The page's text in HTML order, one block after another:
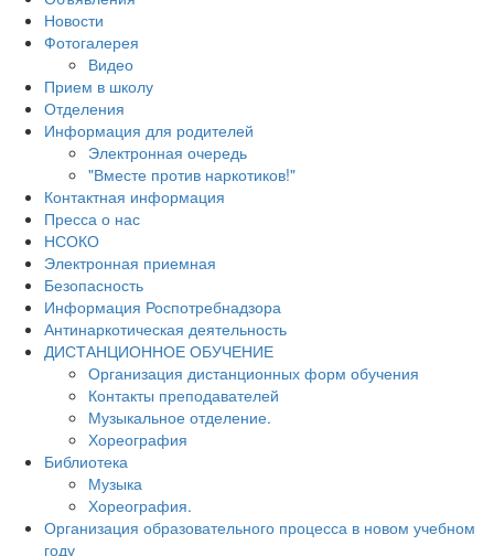
Новости
Фотогалерея
Видео
Прием в школу
Отделения
Информация для родителей
Электронная очередь
"Вместе против наркотиков!"
Контактная информация
Пресса о нас
НСОКО
Электронная приемная
Безопасность
Информация Роспотребнадзора
Антинаркотическая деятельность
ДИСТАНЦИОННОЕ ОБУЧЕНИЕ
Организация дистанционных форм обучения
Контакты преподавателей
Музыкальное отделение.
Хореография
Библиотека
Музыка
Хореография.
Организация образовательного процесса в новом учебном
году